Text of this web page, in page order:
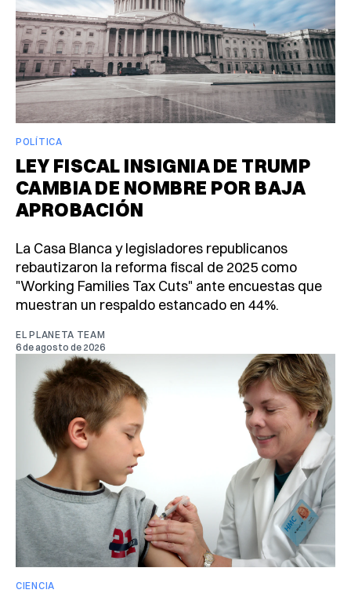
POLÍTICA
LEY FISCAL INSIGNIA DE TRUMP
CAMBIA DE NOMBRE POR BAJA
APROBACIÓN
La Casa Blanca y legisladores republicanos
rebautizaron la reforma fiscal de 2025 como
"Working Families Tax Cuts" ante encuestas que
muestran un respaldo estancado en 44%.
EL PLANETA TEAM
6 de agosto de 2026
CIENCIA